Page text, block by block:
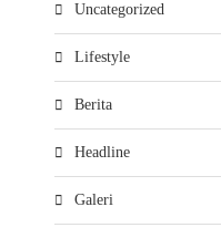
Uncategorized
Lifestyle
Berita
Headline
Galeri